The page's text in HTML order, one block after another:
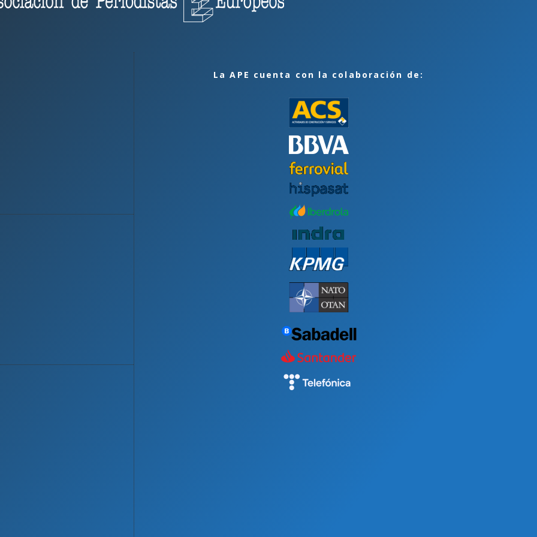
La APE cuenta con la colaboración de: